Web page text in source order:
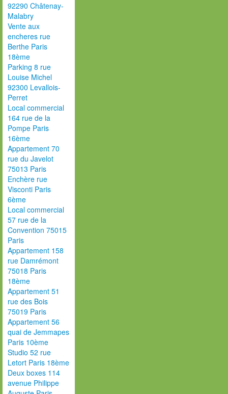
92290 Châtenay-
Malabry
Vente aux
encheres rue
Berthe Paris
18ème
Parking 8 rue
Louise Michel
92300 Levallois-
Perret
Local commercial
164 rue de la
Pompe Paris
16ème
Appartement 70
rue du Javelot
75013 Paris
Enchère rue
Visconti Paris
6ème
Local commercial
57 rue de la
Convention 75015
Paris
Appartement 158
rue Damrémont
75018 Paris
18ème
Appartement 51
rue des Bois
75019 Paris
Appartement 56
quai de Jemmapes
Paris 10ème
Studio 52 rue
Letort Paris 18ème
Deux boxes 114
avenue Philippe